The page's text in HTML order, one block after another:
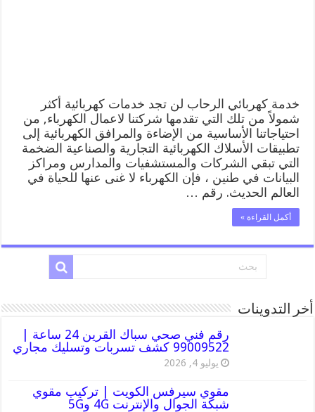
خدمة كهربائي الرحاب لن تجد خدمات كهربائية أكثر
شمولاً من تلك التي تقدمها شركتنا لاعمال الكهرباء, من
احتياجاتنا الأساسية من الإضاءة والمرافق الكهربائية إلى
تطبيقات الأسلاك الكهربائية التجارية والصناعية الضخمة
التي تبقي الشركات والمستشفيات والمدارس ومراكز
البيانات في طنين ، فإن الكهرباء لا غنى عنها للحياة في
العالم الحديث. رقم …
أكمل القراءة »
أخر التدوينات
رقم فني صحي سباك القرين 24 ساعة |
99009522 كشف تسربات وتسليك مجاري
يوليو 4, 2026
مقوي سيرفس الكويت | تركيب مقوي
شبكة الجوال والإنترنت 4G و5G